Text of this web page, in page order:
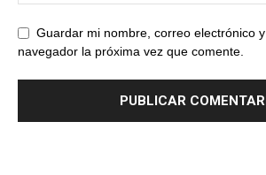
Guardar mi nombre, correo electrónico
navegador la próxima vez que comente.